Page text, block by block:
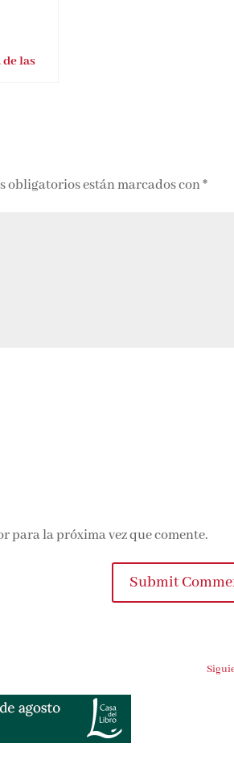
las
obligatorios están marcados con*
para la próxima vez que comente.
Submit